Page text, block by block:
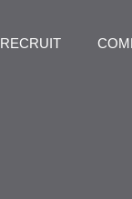
RECRUIT